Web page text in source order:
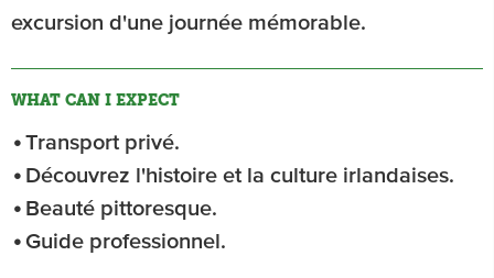
excursion d'une journée mémorable.
WHAT CAN I EXPECT
Transport privé.
Découvrez l'histoire et la culture irlandaises.
Beauté pittoresque.
Guide professionnel.